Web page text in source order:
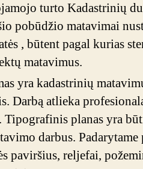
turto Kadastrinių
pobūdžio matavimai
, būtent pagal kurias
matavimus.
yra kadastrinių
Darbą atlieka
Tipografinis planas yra
darbus. Padarytame
paviršius, reljefai,